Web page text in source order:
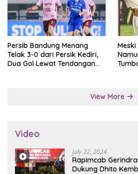
Persib Bandung Menang
Telak 3-0 dari Persik Kediri,
Dua Gol Lewat Tendangan
View More
Video
July 22, 2024
Rapimcab
Dukung Dhito